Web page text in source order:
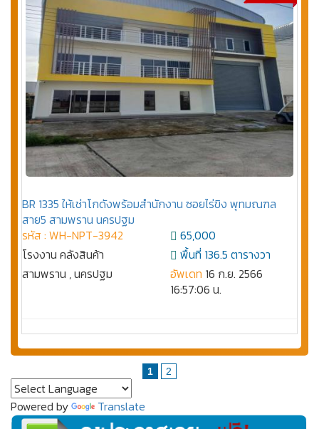
BR 1335 ให้เช่าโกดังพร้อมสำนักงาน ซอยไร่ขิง พุทมณฑล
สาย5 สามพราน นครปฐม
รหัส : WH-NPT-3942
โรงงาน คลังสินค้า
สามพราน , นครปฐม
65,000
พื้นที่ 136.5 ตารางวา
อัพเดท 16 ก.ย. 2566
16:57:06 น.
1 2
Powered by Translate